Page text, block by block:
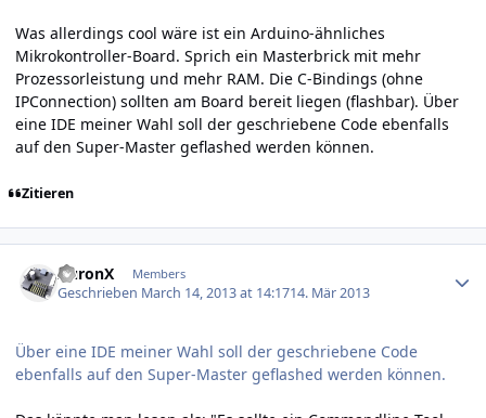
Was allerdings cool wäre ist ein Arduino-ähnliches
Mikrokontroller-Board. Sprich ein Masterbrick mit mehr
Prozessorleistung und mehr RAM. Die C-Bindings (ohne
IPConnection) sollten am Board bereit liegen (flashbar). Über
eine IDE meiner Wahl soll der geschriebene Code ebenfalls
auf den Super-Master geflashed werden können.
Zitieren
AuronX Members
Geschrieben March 14, 2013 at 14:1714. Mär 2013
Über eine IDE meiner Wahl soll der geschriebene Code
ebenfalls auf den Super-Master geflashed werden können.